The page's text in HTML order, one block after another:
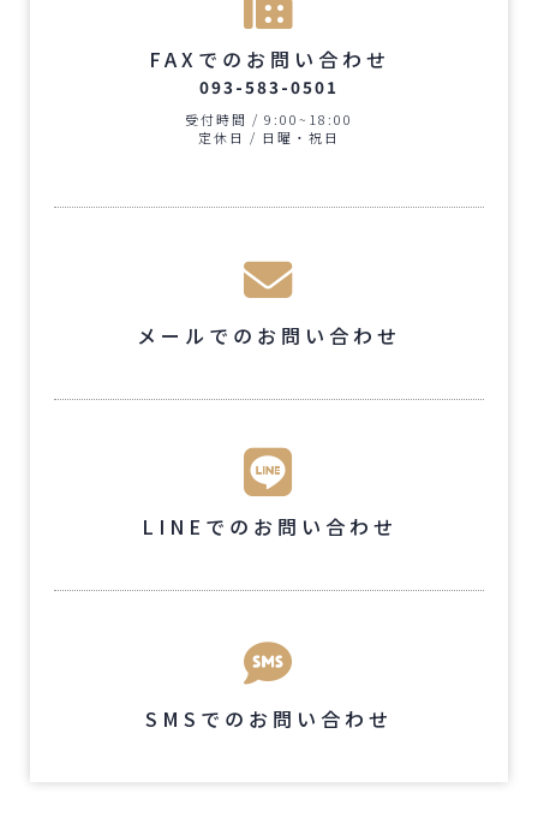
FAXでのお問い合わせ
093-583-0501
受付時間 / 9:00~18:00
定休日 / 日曜・祝日
メールでのお問い合わせ
LINEでのお問い合わせ
SMSでのお問い合わせ